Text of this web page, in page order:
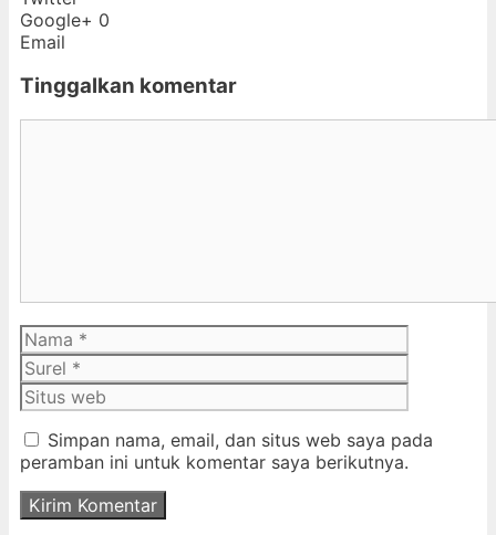
Google+ 0
Email
Tinggalkan komentar
Nama
web
Simpan nama, email, dan situs web saya pada
peramban ini untuk komentar saya berikutnya.